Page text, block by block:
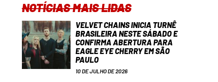
NOTÍCIAS MAIS LIDAS
VELVET CHAINS INICIA TURNÊ
BRASILEIRA NESTE SÁBADO E
CONFIRMA ABERTURA PARA
EAGLE EYE CHERRY EM SÃO
PAULO
10 DE JULHO DE 2026